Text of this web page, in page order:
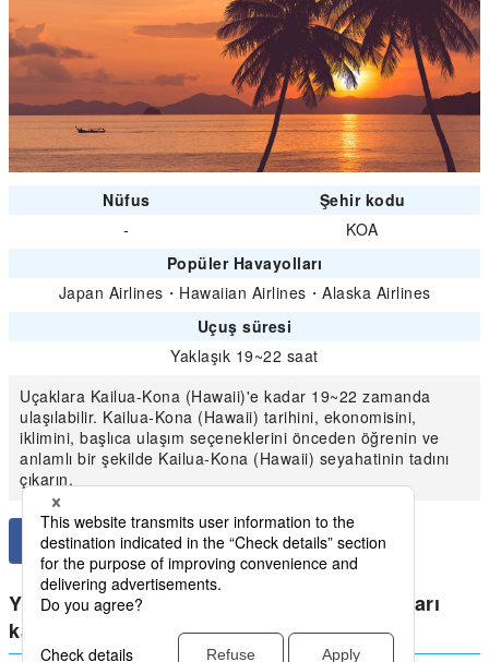
Nüfus
Şehir kodu
-
KOA
Popüler Havayolları
Japan Airlines ・ Hawaiian Airlines ・ Alaska Airlines
Uçuş süresi
Yaklaşık 19~22 saat
Uçaklara Kailua-Kona (Hawaii)'e kadar 19~22 zamanda
ulaşılabilir. Kailua-Kona (Hawaii) tarihini, ekonomisini,
iklimini, başlıca ulaşım seçeneklerini önceden öğrenin ve
anlamlı bir şekilde Kailua-Kona (Hawaii) seyahatinin tadını
çıkarın.
Yurtiçi Hawaii Adaları için en düşük fiyatları
karşılaştırın Kailua-Kona (Hawaii)